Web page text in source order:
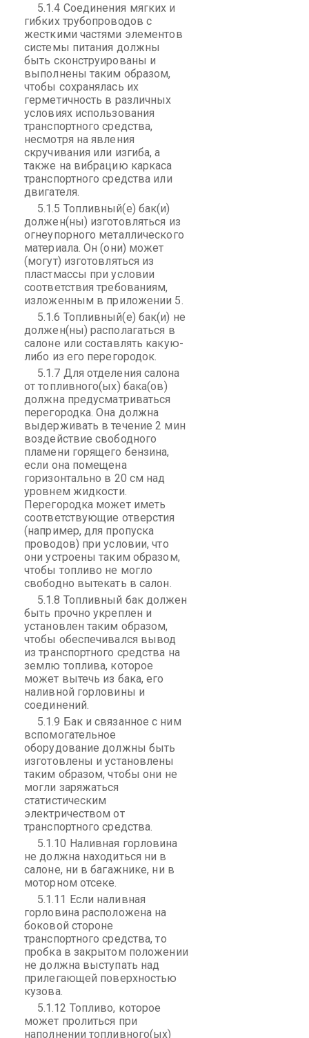
5.1.4 Соединения мягких и
гибких трубопроводов с
жесткими частями элементов
системы питания должны
быть сконструированы и
выполнены таким образом,
чтобы сохранялась их
герметичность в различных
условиях использования
транспортного средства,
несмотря на явления
скручивания или изгиба, а
также на вибрацию каркаса
транспортного средства или
двигателя.
5.1.5 Топливный(е) бак(и)
должен(ны) изготовляться из
огнеупорного металлического
материала. Он (они) может
(могут) изготовляться из
пластмассы при условии
соответствия требованиям,
изложенным в приложении 5.
5.1.6 Топливный(е) бак(и) не
должен(ны) располагаться в
салоне или составлять какую-
либо из его перегородок.
5.1.7 Для отделения салона
от топливного(ых) бака(ов)
должна предусматриваться
перегородка. Она должна
выдерживать в течение 2 мин
воздействие свободного
пламени горящего бензина,
если она помещена
горизонтально в 20 см над
уровнем жидкости.
Перегородка может иметь
соответствующие отверстия
(например, для пропуска
проводов) при условии, что
они устроены таким образом,
чтобы топливо не могло
свободно вытекать в салон.
5.1.8 Топливный бак должен
быть прочно укреплен и
установлен таким образом,
чтобы обеспечивался вывод
из транспортного средства на
землю топлива, которое
может вытечь из бака, его
наливной горловины и
соединений.
5.1.9 Бак и связанное с ним
вспомогательное
оборудование должны быть
изготовлены и установлены
таким образом, чтобы они не
могли заряжаться
статистическим
электричеством от
транспортного средства.
5.1.10 Наливная горловина
не должна находиться ни в
салоне, ни в багажнике, ни в
моторном отсеке.
5.1.11 Если наливная
горловина расположена на
боковой стороне
транспортного средства, то
пробка в закрытом положении
не должна выступать над
прилегающей поверхностью
кузова.
5.1.12 Топливо, которое
может пролиться при
наполнении топливного(ых)